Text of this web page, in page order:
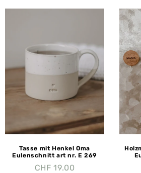
Tasse mit Henkel Oma
Eulenschnitt art nr. E 269
CHF 19.00